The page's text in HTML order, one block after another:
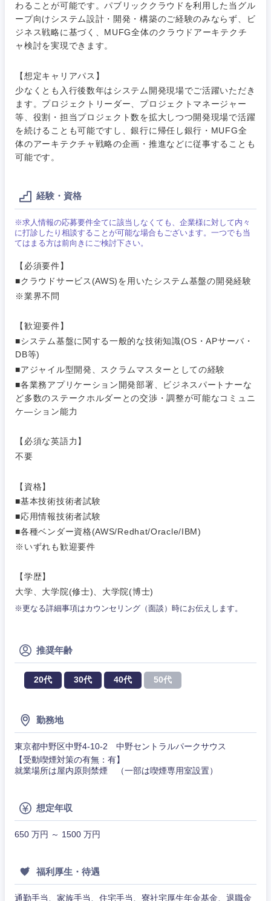
わることが可能です。パブリッククラウドを利用した当グル
ープ向けシステム設計・開発・構築のご経験のみならず、ビ
ジネス戦略に基づく、MUFG全体のクラウドアーキテクチ
ャ検討を実現できます。
【想定キャリアパス】
少なくとも入行後数年はシステム開発現場でご活躍いただき
ます。プロジェクトリーダー、プロジェクトマネージャー
等、役割・担当プロジェクト数を拡大しつつ開発現場で活躍
を続けることも可能ですし、銀行に帰任し銀行・MUFG全
体のアーキテクチャ戦略の企画・推進などに従事することも
可能です。
経験・資格
※求人情報の応募要件全てに該当しなくても、企業様に対して内々
に打診したり相談することが可能な場合もございます。一つでも当
てはまる方は前向きにご検討下さい。
【必須要件】
■クラウドサービス(AWS)を用いたシステム基盤の開発経験
※業界不問
【歓迎要件】
■システム基盤に関する一般的な技術知識(OS・APサーバ・
DB等)
■アジャイル型開発、スクラムマスターとしての経験
■各業務アプリケーション開発部署、ビジネスパートナーな
ど多数のステークホルダーとの交渉・調整が可能なコミュニ
ケ―ション能力
【必須な英語力】
不要
【資格】
■基本技術技術者試験
■応用情報技術者試験
■各種ベンダー資格(AWS/Redhat/Oracle/IBM)
※いずれも歓迎要件
【学歴】
大学、大学院(修士)、大学院(博士)
※更なる詳細事項はカウンセリング（面談）時にお伝えします。
推奨年齢
20代 30代 40代 50代
勤務地
東京都中野区中野4-10-2 中野セントラルパークサウス
【受動喫煙対策の有無：有】
就業場所は屋内原則禁煙 （一部は喫煙専用室設置）
想定年収
650 万円 ～ 1500 万円
福利厚生・待遇
通勤手当、家族手当、住宅手当、寮社宅厚生年金基金、退職金
コンサル
タント
専門職
技術職
（IT）、
Webサー
ビス・制
作、ゲー
ム
くり）
金融専門
職
メディカ
建設・施
工管理
事務職
技術職（IT）、Webサービス・制作、ゲーム
技術職（モノづくり）
金融専門職
メディカル
不動産専門職
建設・施工管理
事務職
その他
倉庫・運輸・物流
小売・通販・外食
IT・通信
WEBサービス
広告・宣伝・印刷
マスメディア
エンターテイメント
法律・特許事務所・監査法人
人材・アウトソーシング
サービス
その他
関東地方
茨城県
群馬県
千葉県
甲信越・北陸
新潟県
石川県
山梨県
転勤なし 海外勤務あり
完全週休2日制 社宅・家賃補助有